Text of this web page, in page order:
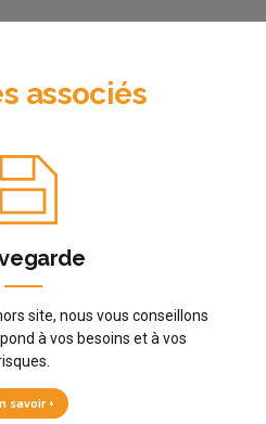
associés
site, nous vous conseillons
à vos besoins et à vos
savoir +